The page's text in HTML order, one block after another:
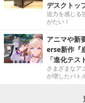
デスクトッ
迫力を感じる
がたい！
アニマや新
erse新作『
「進化テス
さまざまなア
が増したバト